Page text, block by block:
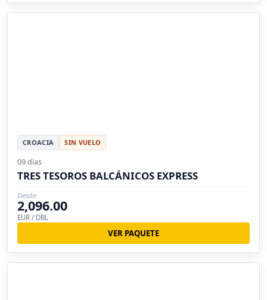
CROACIA SIN VUELO
09 días
TRES TESOROS BALCÁNICOS EXPRESS
Desde
2,096.00
EUR / DBL
VER PAQUETE